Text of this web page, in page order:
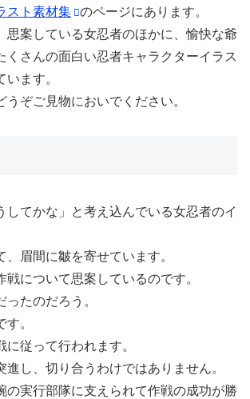
スト素材集
のページにあります。
思案している女忍者のほかに、愉快な爺
くさんの面白い忍者キャラクターイラス
います。
うぞご見物においでください。
してかな」と考え込んでいる女忍者のイ
、眉間に皺を寄せています。
戦について思案しているのです。
たのだろう。
。
に従って行われます。
進し、切り合うわけではありません。
の実行部隊に支えられて作戦の成功が勝